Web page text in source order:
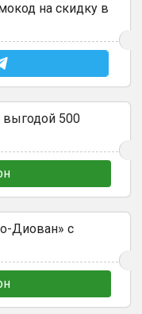
на скидку в
выгодой 500
Диован» с